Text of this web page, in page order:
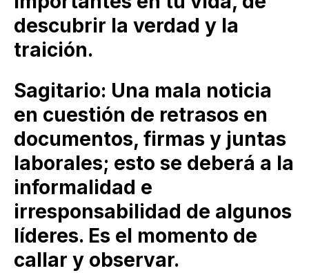
descubrir la verdad y la
traición.
Sagitario: Una mala noticia
en cuestión de retrasos en
documentos, firmas y juntas
laborales; esto se deberá a la
informalidad e
irresponsabilidad de algunos
líderes. Es el momento de
callar y observar.